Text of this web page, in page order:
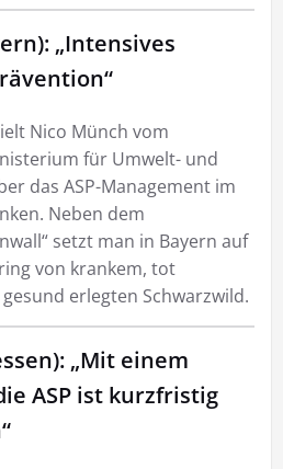
„Intensives
Nico Münch vom
für Umwelt- und
das ASP-Management im
Neben dem
setzt man in Bayern auf
von krankem, tot
erlegten Schwarzwild.
„Mit einem
ASP ist kurzfristig